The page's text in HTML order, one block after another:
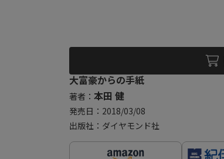
大富豪からの手紙
著者： 本田 健
発売日：2018/03/08
出版社：ダイヤモンド社